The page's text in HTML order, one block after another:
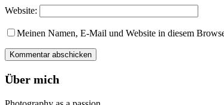
Website:
Meinen Namen, E-Mail und Website in diesem
Über mich